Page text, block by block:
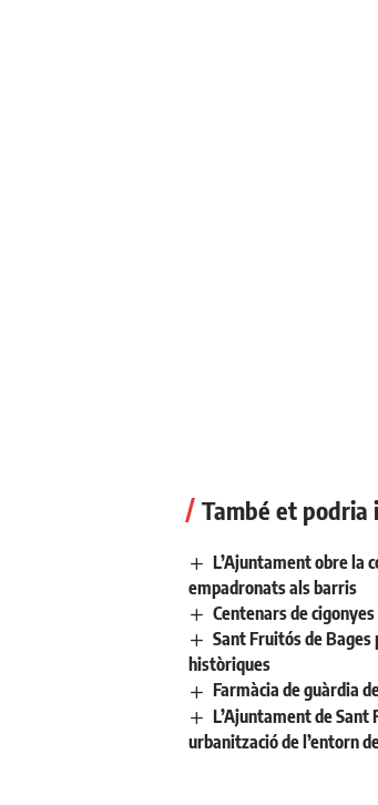
També et podria
L’Ajuntament obre la
empadronats als barris
Centenars de
Sant Fruitós de
històriques
Farmàcia de guàrdia
L’Ajuntament de
urbanització de l’entorn